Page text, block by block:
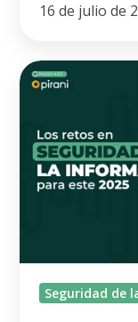
16 de julio de
Los
seguridad
de
2025Seguridad de